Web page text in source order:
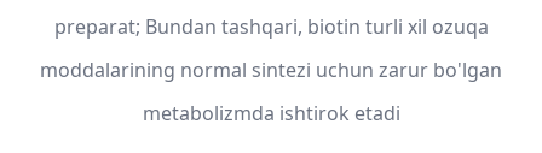
preparat; Bundan tashqari, biotin turli xil ozuqa
moddalarining normal sintezi uchun zarur bo'lgan
metabolizmda ishtirok etadi